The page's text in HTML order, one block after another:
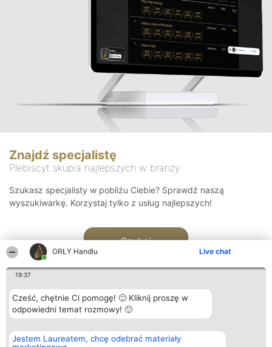
ORŁY Handlu Live chat
19:37
Cześć, chętnie Ci pomogę! 🙂 Kliknij proszę w
odpowiedni temat rozmowy! 🙂
Jestem Laureatem, chcę odebrać materiały
Znajdź specjalistę
Plebiscyt skupia najlepszych w branży
Szukasz specjalisty w pobliżu Ciebie? Sprawdź naszą
wyszukiwarkę. Korzystaj tylko z usług najlepszych!
Szukaj
Organizator plebiscytu
Bright Side Solutions sp. z o.
Plebiscyt
Laureaci
Kontakt
Kontakt